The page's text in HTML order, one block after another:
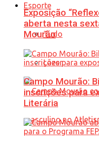
Esporte
Tudo
Lazer
Exposição
aberta nesta
Mourão
Campo Mourão:
inscrições para
Literária